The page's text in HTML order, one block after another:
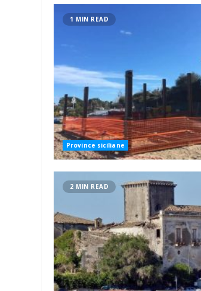
1 MIN READ
Province siciliane
2 MIN READ